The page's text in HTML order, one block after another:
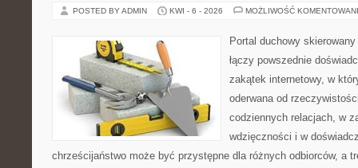
POSTED BY ADMIN KWI - 6 - 2026 MOŻLIWOŚĆ
Portal duchowy
łączy powszednie
zakątek internetowy, w
oderwana od
codziennych relacjach, w
wdzięczności i w
chrześcijaństwo może być przystępne dla różnych odbiorców, a